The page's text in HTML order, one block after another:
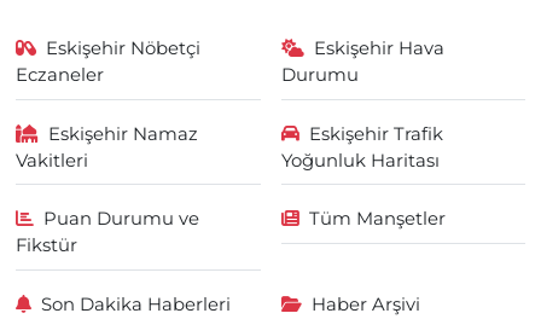
Eskişehir Nöbetçi
Eczaneler
Eskişehir Hava
Durumu
Eskişehir Namaz
Vakitleri
Eskişehir Trafik
Yoğunluk Haritası
Puan Durumu ve
Fikstür
Tüm Manşetler
Son Dakika Haberleri Haber Arşivi